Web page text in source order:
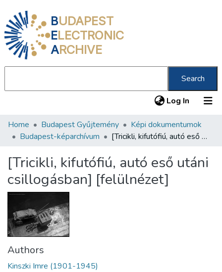
BUDAPEST
ELECTRONIC
ARCHIVE
Search
Log In (current)
Communities & Collections
Statistics
About us
Home Budapest Gyűjtemény
Képi dokumentumok
Budapest-képarchívum
[Tricikli, kifutófiú, autó eső utáni csillogásban] [felülnézet]
[Tricikli, kifutófiú, autó eső utáni
csillogásban] [felülnézet]
Authors
Kinszki Imre (1901-1945)